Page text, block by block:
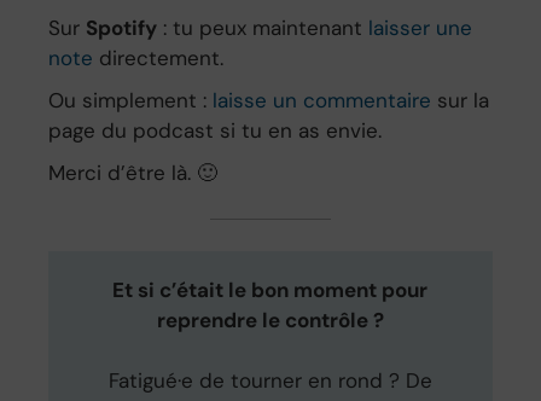
Sur Spotify : tu peux maintenant laisser une
note directement.
Ou simplement : laisse un commentaire sur la
page du podcast si tu en as envie.
Merci d’être là. 🙂
Et si c’était le bon moment pour
reprendre le contrôle ?
Fatigué·e de tourner en rond ? De